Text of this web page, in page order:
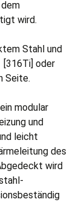
wird.
Stahl und
[316Ti] oder
Seite.
modular
und
leicht
des
wird